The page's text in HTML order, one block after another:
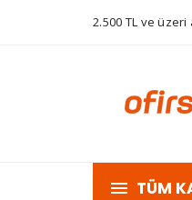
2.500 TL ve
TÜM